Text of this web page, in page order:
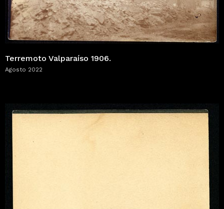
Terremoto Valparaíso 1906.
Agosto 2022